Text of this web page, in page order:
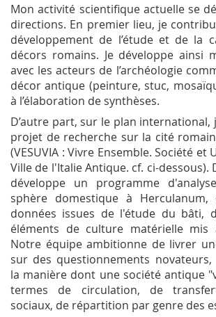
Mon activité scientifique actuelle se
directions. En premier lieu, je
développement de l’étude et de la
décors romains. Je développe ainsi
avec les acteurs de l’archéologie
décor antique (peinture, stuc,
à l’élaboration de synthèses.
D’autre part, sur le plan
projet de recherche sur la cité
(VESUVIA : Vivre Ensemble. Société
Ville de l'Italie Antique. cf. ci-dessous).
développe un programme
sphère domestique à
données issues de l'étude du bâti,
éléments de culture matérielle mis
Notre équipe ambitionne de livrer
sur des questionnements
la manière dont une société antique
termes de circulation, de
sociaux, de répartition par genre des